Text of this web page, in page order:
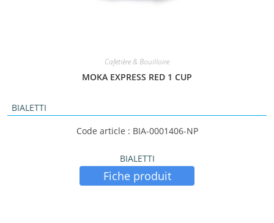
Cafetière & Bouilloire
MOKA EXPRESS RED 1 CUP
BIALETTI
Code article : BIA-0001406-NP
BIALETTI
Fiche produit